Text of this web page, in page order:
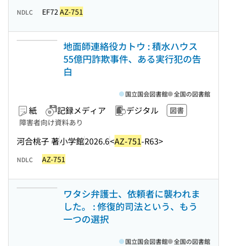
NDLC EF72 AZ-751
地面師連絡役カトウ : 積水ハウス
55億円詐欺事件、ある実行犯の告
白
紙 記録メディア デジタル
図書
障害者向け資料あり
河合桃子 著小学館2026.6<AZ-751-R63>
国立国会図書館 全国の図書館
NDLC AZ-751
ワタシ弁護士、依頼者に襲われま
した。 : 修復的司法という、もう
一つの選択
国立国会図書館 全国の図書館